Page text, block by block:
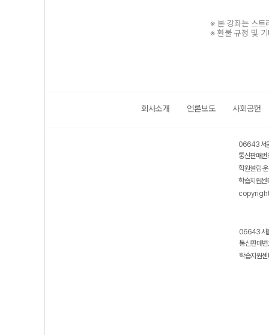
※ 본 강좌는 스트
※ 환불 규정 및
회사소개 언론보도 사회공헌
06643 서
통신판매
학원설립·
학습지원
06643 서
통신판매
학습지원